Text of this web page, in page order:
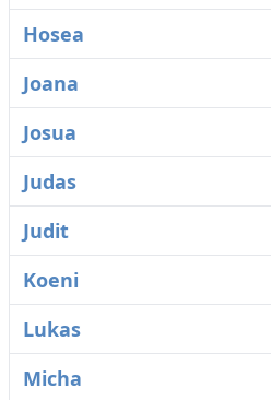
Hosea
Joana
Josua
Judas
Judit
Koeni
Lukas
Micha